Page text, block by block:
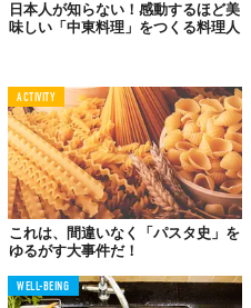
立ってきます。きつね色はあ
で。あらかじめオイルにみじ
オーリオする方がだんぜんウ
種ごといくとか、量を増やす
が下がってから食べるがオス
に溶けでる性質があるからニ
ど、辛味の効力を発揮するの
てきてから。思ったよりも辛
日本人が知らない！感動するほど美
味しい「中東料理」をつくる料理人
ACTIVITY
これは、間違いなく「パスタ史」を
ゆるがす大事件だ！
WELL-BEING